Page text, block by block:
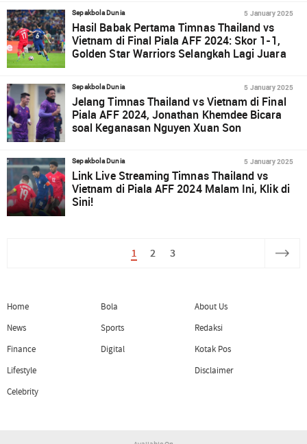
Sepakbola Dunia 5 January 2025
Hasil Babak Pertama Timnas Thailand vs
Vietnam di Final Piala AFF 2024: Skor 1-1,
Golden Star Warriors Selangkah Lagi Juara
Sepakbola Dunia 5 January 2025
Jelang Timnas Thailand vs Vietnam di Final
Piala AFF 2024, Jonathan Khemdee Bicara
soal Keganasan Nguyen Xuan Son
Sepakbola Dunia 5 January 2025
Link Live Streaming Timnas Thailand vs
Vietnam di Piala AFF 2024 Malam Ini, Klik di
Sini!
1 2 3
Home
News
Finance
Lifestyle
Celebrity
Bola
Sports
Digital
About Us
Redaksi
Kotak Pos
Disclaimer